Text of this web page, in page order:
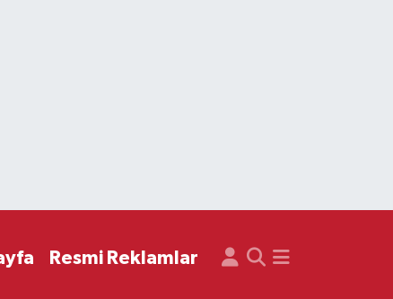
Resmi Reklamlar